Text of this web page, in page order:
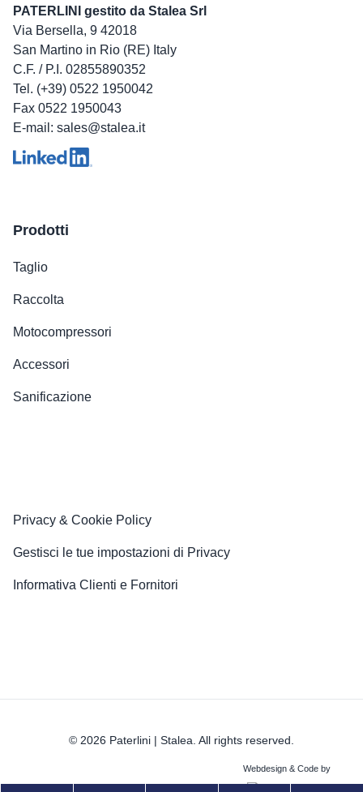
PATERLINI gestito da Stalea Srl
Via Bersella, 9 42018
San Martino in Rio (RE) Italy
C.F. / P.I. 02855890352
Tel. (+39) 0522 1950042
Fax 0522 1950043
E-mail: sales@stalea.it
Prodotti
Taglio
Raccolta
Motocompressori
Accessori
Sanificazione
Privacy & Cookie Policy
Gestisci le tue impostazioni di Privacy
Informativa Clienti e Fornitori
© 2026 Paterlini | Stalea. All rights reserved.
Webdesign & Code by